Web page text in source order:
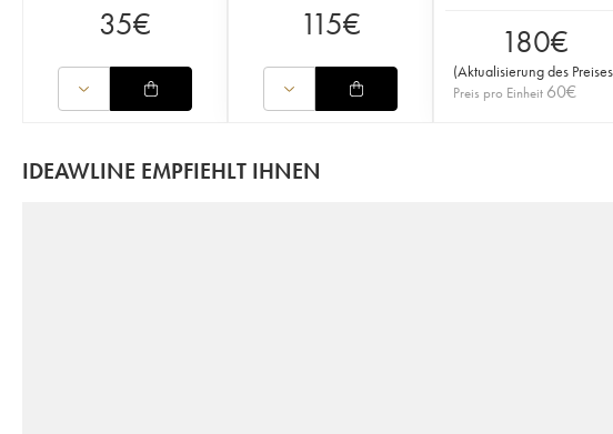
35€ 115€ 180€
(Aktualisierung des Preises
Preis pro Einheit 60€
IDEAWLINE EMPFIEHLT IHNEN